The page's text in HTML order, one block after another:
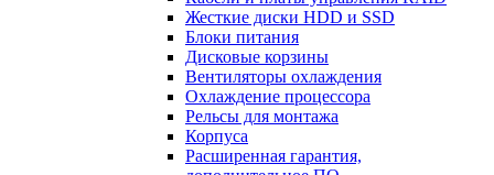
Жесткие диски HDD и SSD
Блоки питания
Дисковые корзины
Вентиляторы охлаждения
Охлаждение процессора
Рельсы для монтажа
Корпуса
Расширенная гарантия,